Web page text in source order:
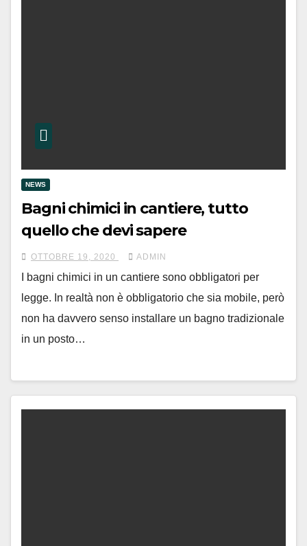
NEWS
Bagni chimici in cantiere, tutto
quello che devi sapere
OTTOBRE 19, 2020 ADMIN
I bagni chimici in un cantiere sono obbligatori per
legge. In realtà non è obbligatorio che sia mobile, però
non ha davvero senso installare un bagno tradizionale
in un posto…